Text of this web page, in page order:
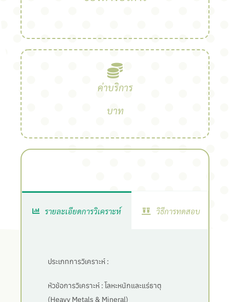
ค่าบริการ
บาท
รายละเอียดการวิเคราะห์ วิธีการทดสอบ
ประเภทการวิเคราะห์ :
หัวข้อการวิเคราะห์ : โลหะหนักและแร่ธาตุ
(Heavy Metals & Mineral)